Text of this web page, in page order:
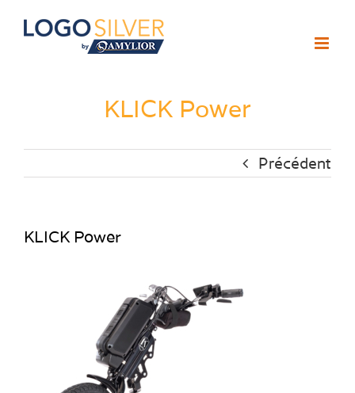
Passer
KLICK Power
Précédent
KLICK Power